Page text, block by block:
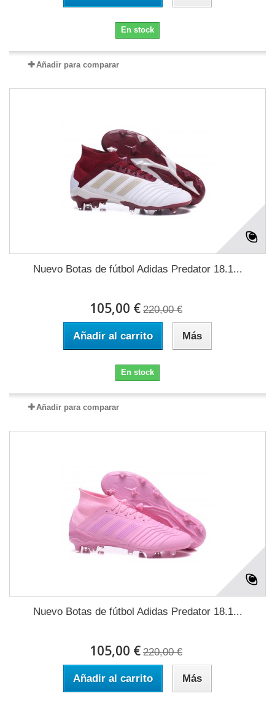
En stock
Añadir para comparar
Nuevo Botas de fútbol Adidas Predator 18.1...
105,00 € 220,00 €
Añadir al carrito Más
En stock
Añadir para comparar
Nuevo Botas de fútbol Adidas Predator 18.1...
105,00 € 220,00 €
Añadir al carrito Más